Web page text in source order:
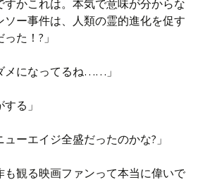
かこれは。本気で意味が分からな
ソー事件は、人類の霊的進化を促す
た！?」
メになってるね……」
る」
ーエイジ全盛だったのかな?」
も観る映画ファンって本当に偉いで